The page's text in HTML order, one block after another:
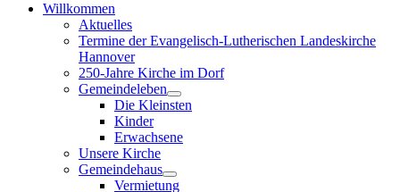
Willkommen
Aktuelles
Termine der Evangelisch-Lutherischen Landeskirche
Hannover
250-Jahre Kirche im Dorf
Gemeindeleben
Die Kleinsten
Kinder
Erwachsene
Unsere Kirche
Gemeindehaus
Vermietung